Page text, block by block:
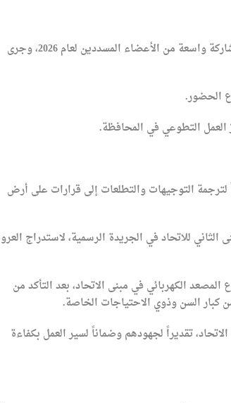
​بدأت أعمال اليوم بعقد اجتماع موسع للهيئة العامة بحضور الهيئة الإدارية وبمشاركة واسعة من الأعضاء المسددين لعام 2026، وجرى
الحضور.
العمل التطوعي في المحافظة.
لترجمة التوجيهات والتطلعات إلى قرارات على أرض
للاتحاد في الجريدة الرسمية، لاستدراج
الكهربائي في مبنى الاتحاد، بعد التأكد من
كبار السن وذوي الاحتياجات الخاصة.
تقديراً لجهودهم وضماناً لسير العمل بكفاءة